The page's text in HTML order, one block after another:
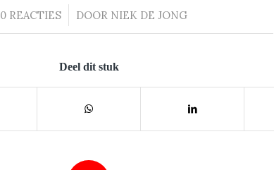
0 REACTIES
/ DOOR NIEK DE JONG
Deel dit stuk